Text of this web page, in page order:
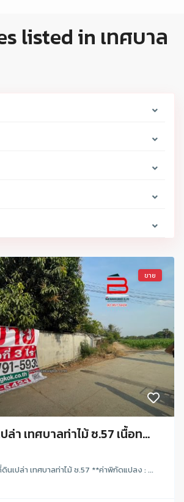
listed in เทศบาล
ขาย
า เทศบาลท่าไม้ ซ.57 เนื้อท...
เปล่า เทศบาลท่าไม้ ซ.57 **ค่าพิกัดแปลง : ...